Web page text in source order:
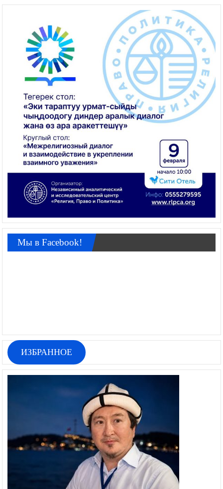
Мы в Facebook!
ИЗБРАННОЕ